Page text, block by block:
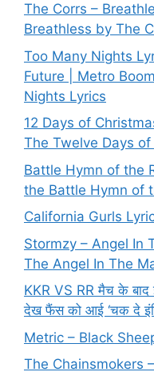
The Corrs –
Breathless by The
Too Many Nights
Future | Metro
Nights Lyrics
12 Days of
The Twelve Days
Battle Hymn of the
the Battle Hymn of
California Gurls
Stormzy – Angel In
The Angel In The
KKR VS RR मैच के बाद
देख फैंस को आई ‘चक दे
Metric – Black
The Chainsmokers